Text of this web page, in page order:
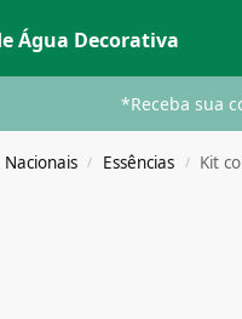
Água Decorativa
*Receba sua
/ Essências / Kit